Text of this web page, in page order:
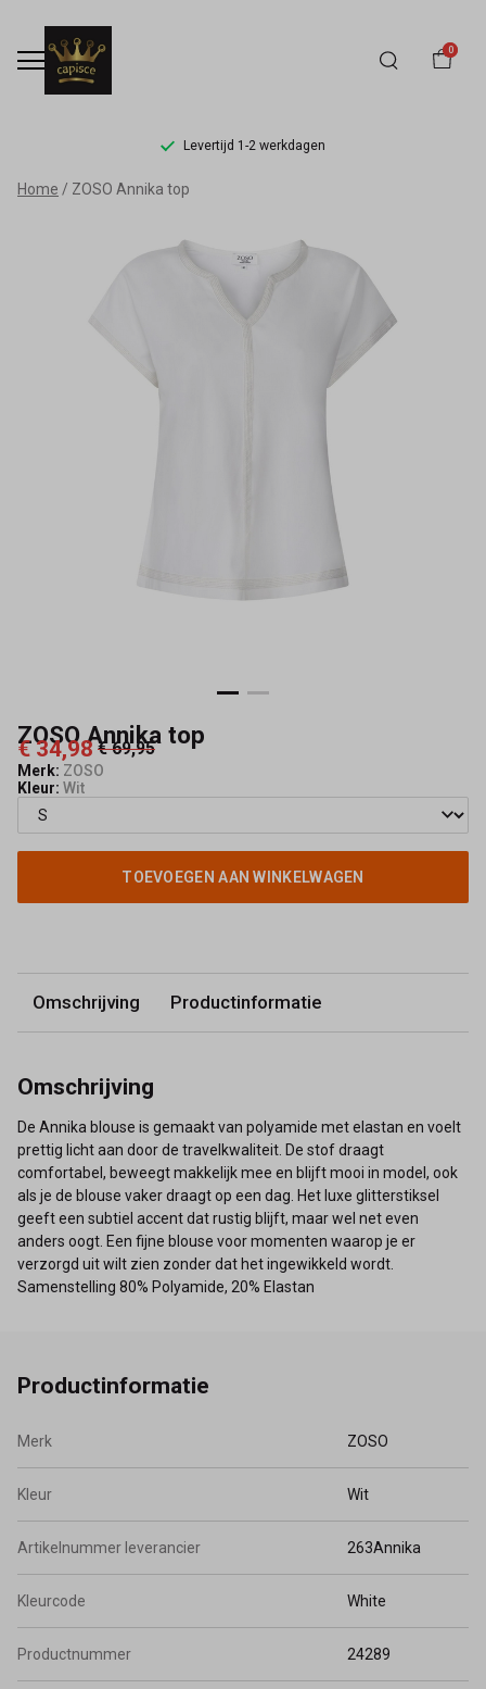
0
Levertijd 1-2 werkdagen
ZOSO
Capisce
Home ZOSO Annika top
ZOSO Annika top
€ 34,98 € 69,95
Merk: ZOSO
Kleur: Wit
TOEVOEGEN AAN WINKELWAGEN
Omschrijving Productinformatie
Omschrijving
De Annika blouse is gemaakt van polyamide met elastan en voelt
prettig licht aan door de travelkwaliteit. De stof draagt
comfortabel, beweegt makkelijk mee en blijft mooi in model, ook
als je de blouse vaker draagt op een dag. Het luxe glitterstiksel
geeft een subtiel accent dat rustig blijft, maar wel net even
anders oogt. Een fijne blouse voor momenten waarop je er
verzorgd uit wilt zien zonder dat het ingewikkeld wordt.
Samenstelling 80% Polyamide, 20% Elastan
Productinformatie
Merk ZOSO
Kleur Wit
Artikelnummer leverancier 263Annika
Kleurcode White
Productnummer 24289